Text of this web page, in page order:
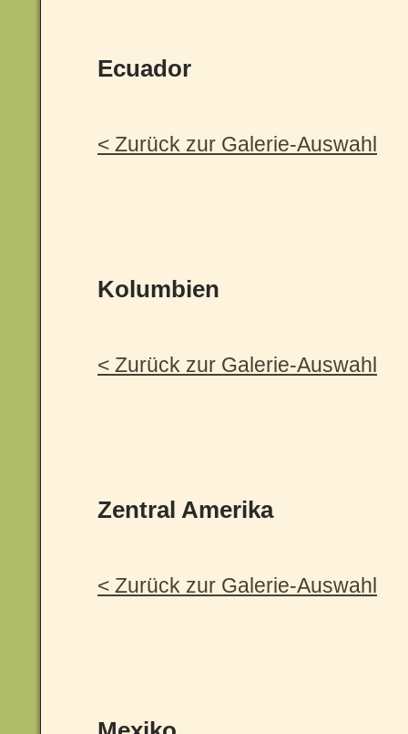
Ecuador
< Zurück zur Galerie-Auswahl
Kolumbien
< Zurück zur Galerie-Auswahl
Zentral Amerika
< Zurück zur Galerie-Auswahl